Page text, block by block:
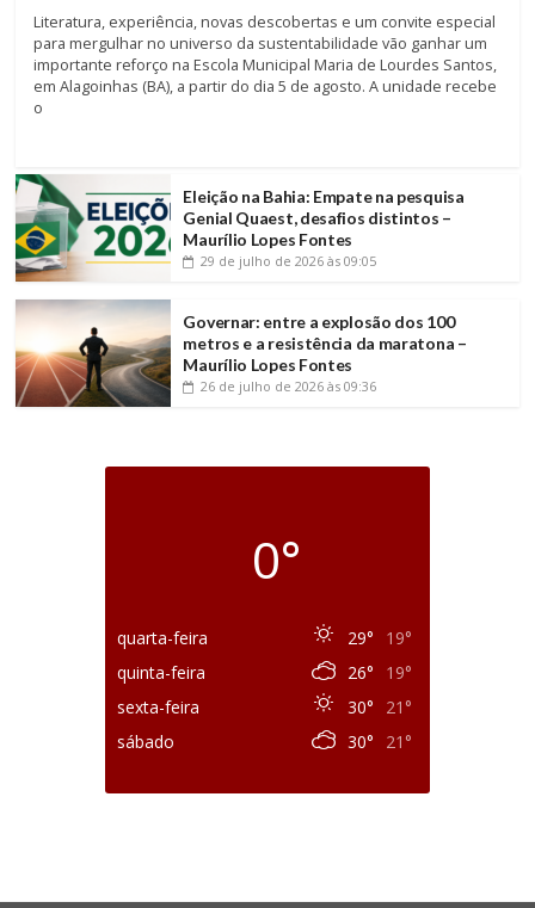
Literatura, experiência, novas descobertas e um convite especial
para mergulhar no universo da sustentabilidade vão ganhar um
importante reforço na Escola Municipal Maria de Lourdes Santos,
em Alagoinhas (BA), a partir do dia 5 de agosto. A unidade recebe
o
Eleição na Bahia: Empate na pesquisa
Genial Quaest, desafios distintos –
Maurílio Lopes Fontes
29 de julho de 2026 às 09:05
Governar: entre a explosão dos 100
metros e a resistência da maratona –
Maurílio Lopes Fontes
26 de julho de 2026 às 09:36
0°
quarta-feira 29°
19°
quinta-feira
26°
19°
sexta-feira
30°
21°
sábado
30° 21°